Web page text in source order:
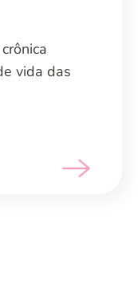
vida das
vida das